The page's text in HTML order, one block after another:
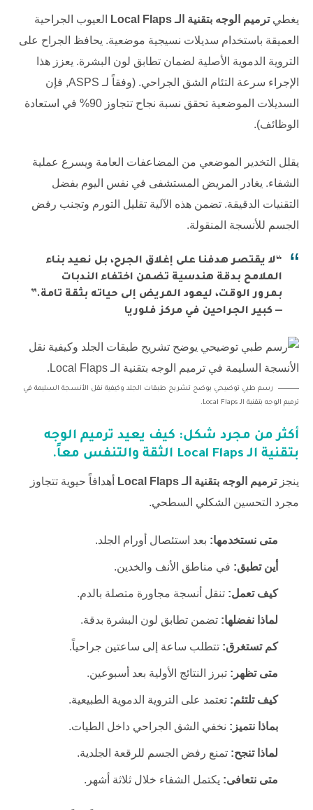
يغطيترميم الوجه بتقنية الـ Local Flaps
العيوب الجراحية
العميقة باستخدام سديلات نسيجية موضعية. يحافظ الجراح على
التروية الدموية الأصلية لضمان تطابق لون البشرة. يعزز هذا
الإجراء سرعة التئام الشق الجراحي. (وفقاً لـ ASPS, فإن
السديلات الموضعية تحقق نسبة نجاح تتجاوز 90% في استعادة
الوظائف).
يقلل التخدير الموضعي من المضاعفات العامة ويسرع عملية
الشفاء. يغادر المريض المستشفى في نفس اليوم بفضل
التقنيات الدقيقة. تضمن هذه الآلية تقليل التورم وتجنب رفض
الجسم للأنسجة المنقولة.
“لا يقتصر هدفنا على إغلاق الجرح، بل نعيد بناء
الملامح بدقة هندسية تضمن اختفاء الندبات
بمرور الوقت، ليعود المريض إلى حياته بثقة تامة.”
— كبير الجراحين في مركز فلوريا
رسم طبي توضيحي يوضح تشريح طبقات الجلد وكيفية نقل الأنسجة السليمة في
ترميم الوجه بتقنية الـ Local Flaps.
أكثر من مجرد شكل: كيف يعيد ترميم الوجه
بتقنية الـ Local Flaps
الثقة والتنفس معاً.
ينجزترميم الوجه بتقنية الـ Local Flaps
أهدافاً حيوية تتجاوز
مجرد التحسين الشكلي السطحي.
متى نستخدمها: بعد استئصال أورام الجلد.
أين تطبق: في مناطق الأنف والخدين.
كيف تعمل: تنقل أنسجة مجاورة متصلة بالدم.
لماذا نفضلها: تضمن تطابق لون البشرة بدقة.
كم تستغرق: تتطلب ساعة إلى ساعتين جراحياً.
متى تظهر: تبرز النتائج الأولية بعد أسبوعين.
كيف تلتئم: تعتمد على التروية الدموية الطبيعية.
بماذا نتميز: نخفي الشق الجراحي داخل الطيات.
لماذا تنجح: تمنع رفض الجسم للرقعة الجلدية.
متى نتعافى: يكتمل الشفاء خلال ثلاثة أشهر.